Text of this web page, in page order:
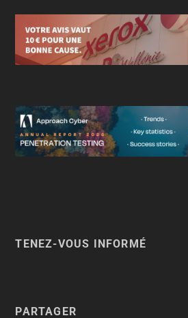
TENEZ-VOUS INFORMÉ
PARTAGER